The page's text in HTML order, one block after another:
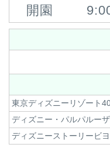
開園
東京ディズニーリゾート
ディズニー・パルパルー
ディズニーストーリービ